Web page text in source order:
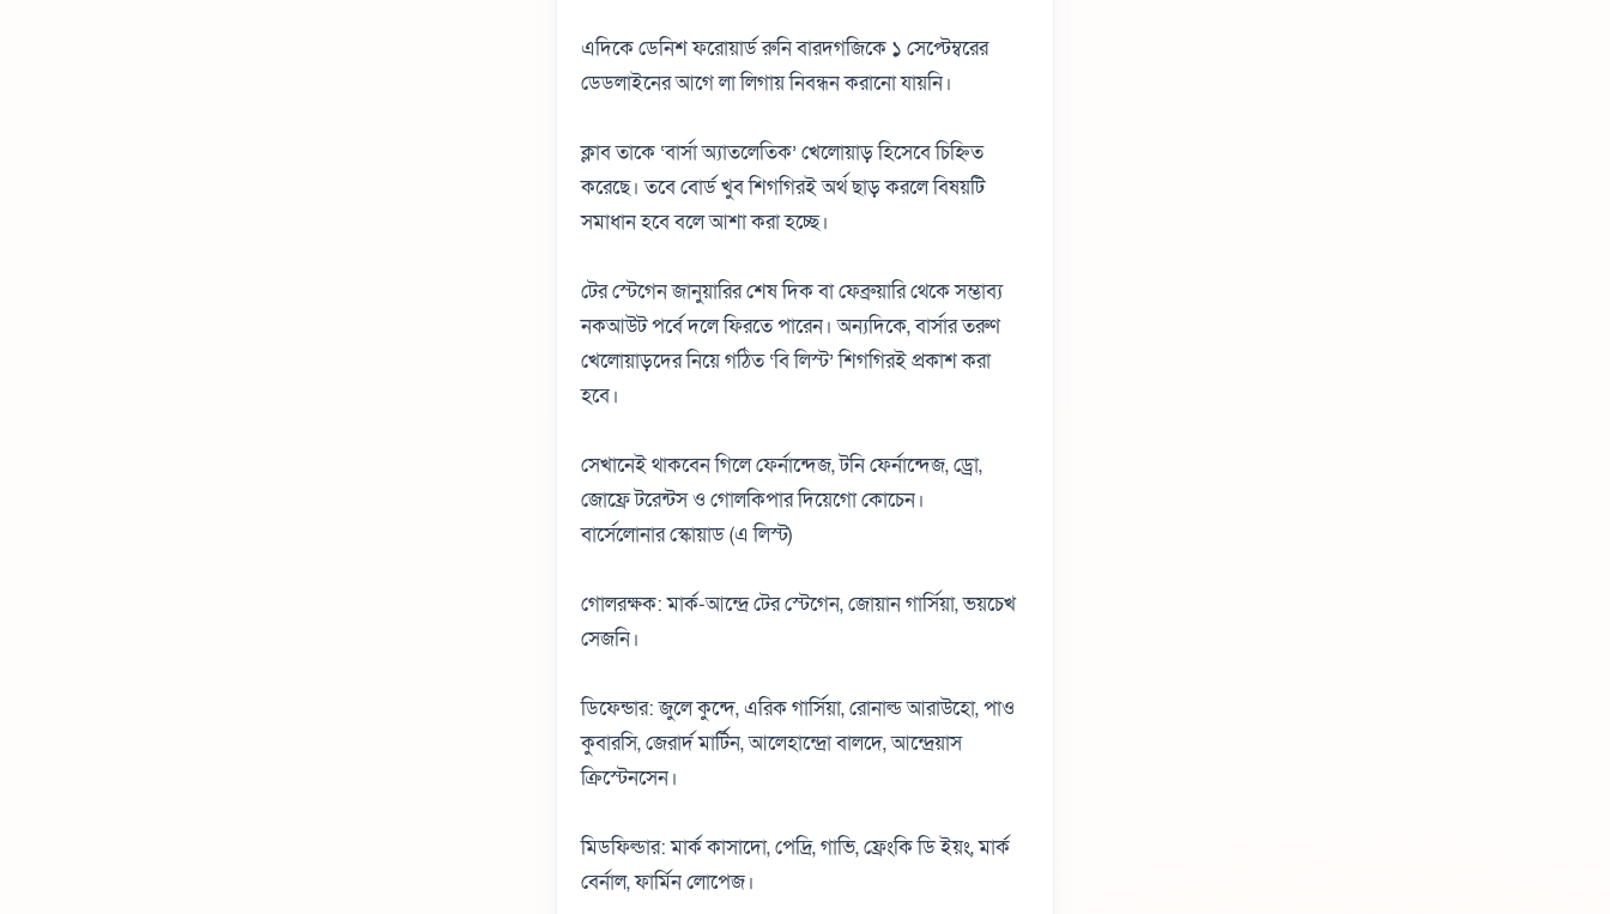
এদিকে ডেনিশ ফরোয়ার্ড রুনি বারদগজিকে ১ সেপ্টেম্বরের
ডেডলাইনের আগে লা লিগায় নিবন্ধন করানো যায়নি।
ক্লাব তাকে ‘বার্সা অ্যাতলেতিক’ খেলোয়াড় হিসেবে চিহ্নিত
করেছে। তবে বোর্ড খুব শিগগিরই অর্থ ছাড় করলে বিষয়টি
সমাধান হবে বলে আশা করা হচ্ছে।
টের স্টেগেন জানুয়ারির শেষ দিক বা ফেব্রুয়ারি থেকে সম্ভাব্য
নকআউট পর্বে দলে ফিরতে পারেন। অন্যদিকে, বার্সার তরুণ
খেলোয়াড়দের নিয়ে গঠিত ‘বি লিস্ট’ শিগগিরই প্রকাশ করা
হবে।
সেখানেই থাকবেন গিলে ফের্নান্দেজ, টনি ফের্নান্দেজ, ড্রো,
জোফ্রে টরেন্টস ও গোলকিপার দিয়েগো কোচেন।
বার্সেলোনার স্কোয়াড (এ লিস্ট)
গোলরক্ষক: মার্ক-আন্দ্রে টের স্টেগেন, জোয়ান গার্সিয়া, ভয়চেখ
সেজনি।
ডিফেন্ডার: জুলে কুন্দে, এরিক গার্সিয়া, রোনাল্ড আরাউহো, পাও
কুবারসি, জেরার্দ মার্টিন, আলেহান্দ্রো বালদে, আন্দ্রেয়াস
ক্রিস্টেনসেন।
মিডফিল্ডার: মার্ক কাসাদো, পেদ্রি, গাভি, ফ্রেংকি ডি ইয়ং, মার্ক
বের্নাল, ফার্মিন লোপেজ।